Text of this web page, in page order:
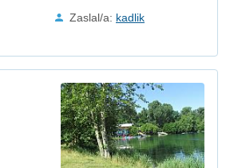
Zaslal/a: kadlik